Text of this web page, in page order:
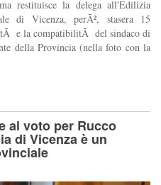
restituisce la delega all'Edilizia
di Vicenza, perÃ², stasera 15
e la compatibilitÃ del sindaco di
della Provincia (nella foto con la
al voto per Rucco
di Vicenza è un